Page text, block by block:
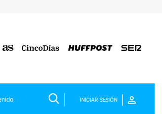
INICIAR SESIÓN